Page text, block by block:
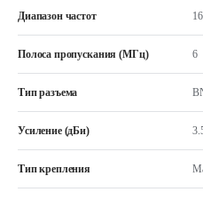
Диапазон частот
Полоса пропускания (МГц) 6
Тип разъема
Усиление (дБи)
Тип крепления